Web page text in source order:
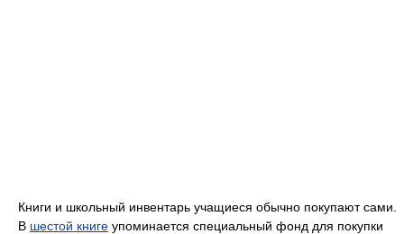
Книги и школьный инвентарь учащиеся обычно покупают сами.
В шестой книге упоминается специальный фонд для покупки